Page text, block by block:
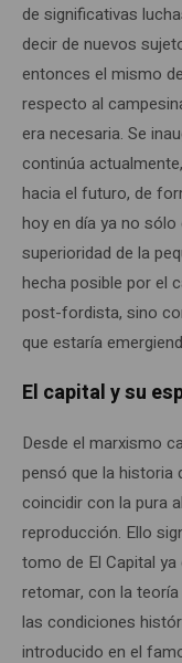
de significativas
decir de nuevos
entonces el mismo
respecto al
era necesaria. Se
continúa
hacia el futuro, de
hoy en día ya no
superioridad de la
hecha posible por el
post-fordista, sino
que estaría
El capital y su
Desde el marxismo
pensó que la historia
coincidir con la pura
reproducción. Ello
tomo de El Capital
retomar, con la
las condiciones
introducido en el